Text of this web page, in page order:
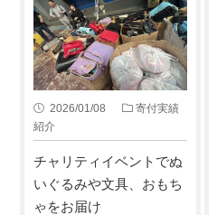
2026/01/08
寄付実績
紹介
チャリティイベントでぬ
いぐるみや文具、おもち
ゃをお届け